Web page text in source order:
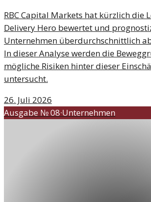
RBC Capital Markets hat kürzlich die
Delivery Hero bewertet und
Unternehmen überdurchschnittlich
In dieser Analyse werden die
mögliche Risiken hinter dieser
untersucht.
26. Juli 2026
Ausgabe №08·Unternehmen